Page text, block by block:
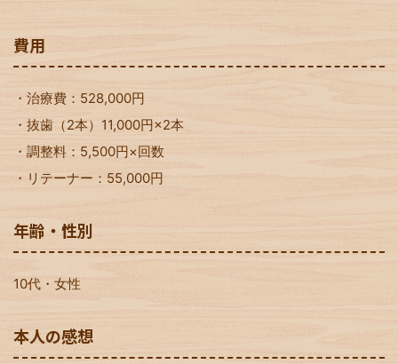
費用
・治療費：528,000円
・抜歯（2本）11,000円×2本
・調整料：5,500円×回数
・リテーナー：55,000円
年齢・性別
10代・女性
本人の感想